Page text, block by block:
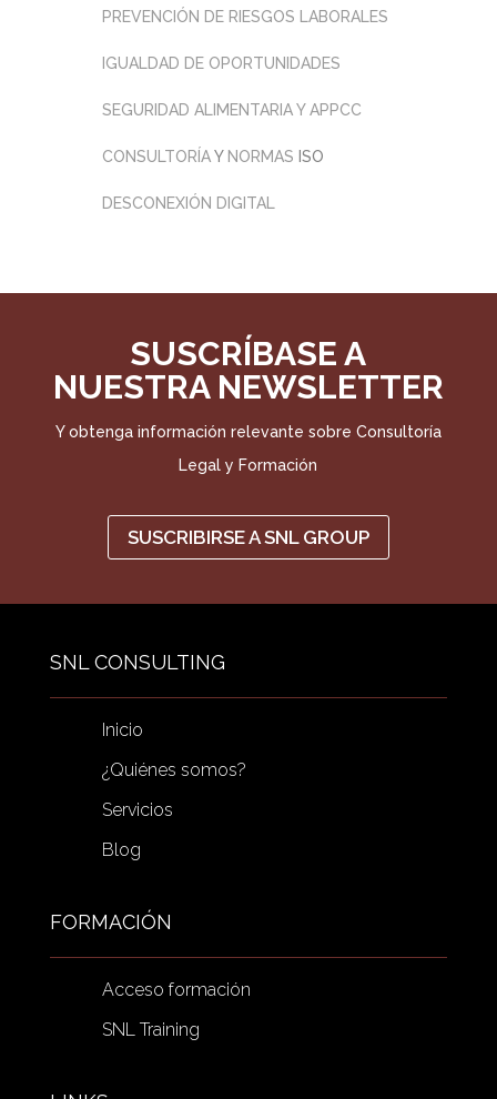
PREVENCIÓN DE RIESGOS LABORALES
IGUALDAD DE OPORTUNIDADES
SEGURIDAD ALIMENTARIA Y APPCC
CONSULTORÍAY NORMAS ISO
DESCONEXIÓN DIGITAL
SUSCRÍBASE A
NUESTRA NEWSLETTER
Y obtenga información relevante sobre Consultoría
Legal y Formación
SUSCRIBIRSE A SNL GROUP
SNL CONSULTING
Inicio
¿Quiénes somos?
Servicios
Blog
FORMACIÓN
Acceso formación
SNL Training